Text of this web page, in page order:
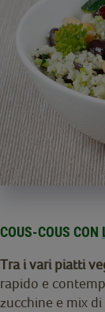
COUS-COUS CON
Tra i vari piatti
rapido e
zucchine e mix